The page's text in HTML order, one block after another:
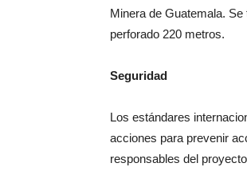
Minera de Guatemala.
perforado 220 metros.
Seguridad
Los estándares
acciones para prevenir
responsables del